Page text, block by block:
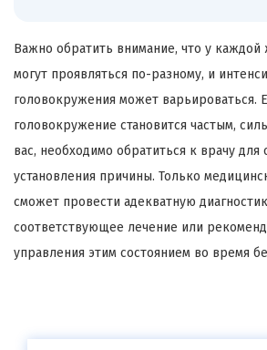
Важно обратить внимание, что у
могут проявляться по-разному, и
головокружения может варьироваться.
головокружение становится частым,
вас, необходимо обратиться к врачу для
установления причины. Только
сможет провести адекватную
соответствующее лечение или
управления этим состоянием во время